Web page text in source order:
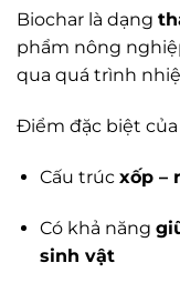
Biochar là dạng
phẩm nông
qua quá trình
Điểm đặc biệt
Cấu trúc xốp –
Có khả năng
sinh vật